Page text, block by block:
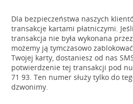
Dla bezpieczeństwa naszych
transakcje kartami płatniczymi.
transakcja nie była wykonana
możemy ją tymczasowo
Twojej karty, dostaniesz od nas
potwierdzenie tej transakcji pod
71 93. Ten numer służy tylko do
dzwonimy.